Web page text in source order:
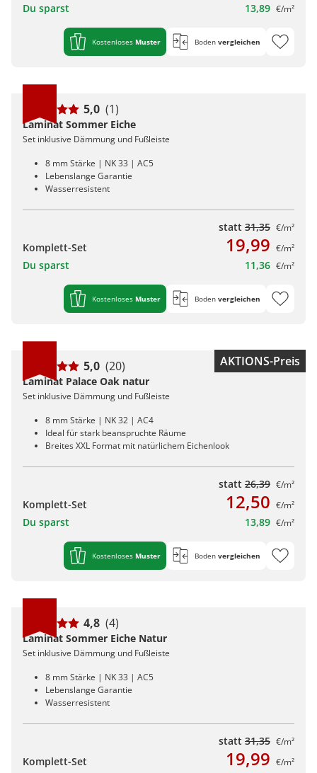
Du sparst 13,89 €/m²
Kostenloses Muster Boden vergleichen
5,0 (1)
Laminat Sommer Eiche
Set inklusive Dämmung und Fußleiste
8 mm Stärke | NK 33 | AC5
Lebenslange Garantie
Wasserresistent
statt 31,35 €/m²
Komplett-Set 19,99 €/m²
Du sparst 11,36 €/m²
Kostenloses Muster Boden vergleichen
AKTIONS-Preis
5,0 (20)
Laminat Palace Oak natur
Set inklusive Dämmung und Fußleiste
8 mm Stärke | NK 32 | AC4
Ideal für stark beanspruchte Räume
Breites XXL Format mit natürlichem Eichenlook
statt 26,39 €/m²
Komplett-Set 12,50 €/m²
Du sparst 13,89 €/m²
Kostenloses Muster Boden vergleichen
4,8 (4)
Laminat Sommer Eiche Natur
Set inklusive Dämmung und Fußleiste
8 mm Stärke | NK 33 | AC5
Lebenslange Garantie
Wasserresistent
statt 31,35 €/m²
Komplett-Set 19,99 €/m²